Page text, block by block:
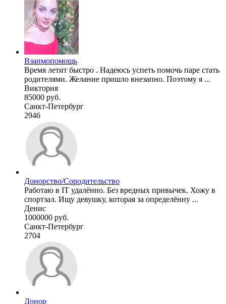
Взаимопомощь
Время летит быстро . Надеюсь успеть помочь паре стать
родителями. Желание пришло внезапно. Поэтому я ...
Виктория
85000 руб.
Санкт-Петербург
2946
Донорство/Сородительство
Работаю в IT удалённо. Без вредных привычек. Хожу в
спортзал. Ищу девушку, которая за определённу ...
Денис
1000000 руб.
Санкт-Петербург
2704
Донор